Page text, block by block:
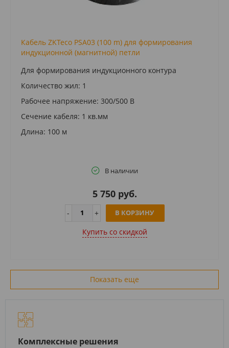
Кабель ZKTeco PSA03 (100 m) для формирования
индукционной (магнитной) петли
Для формирования индукционного контура
Количество жил: 1
Рабочее напряжение: 300/500 В
Сечение кабеля: 1 кв.мм
Длина: 100 м
В наличии
5 750 руб.
В КОРЗИНУ
Купить cо скидкой
Показать еще
Комплексные решения